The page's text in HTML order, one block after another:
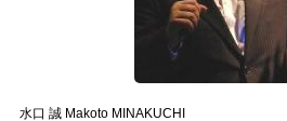
Follow us
水口 誠 Makoto MINAKUCHI